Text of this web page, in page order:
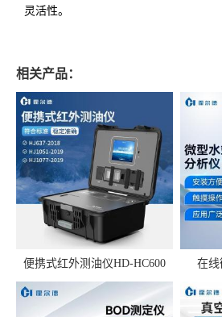
灵活性。
相关产品：
便携式红外测油仪HD-HC600 在线